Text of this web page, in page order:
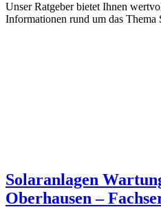
Unser Ratgeber bietet Ihnen
Informationen rund um das Thema
Solaranlagen
Oberhausen –